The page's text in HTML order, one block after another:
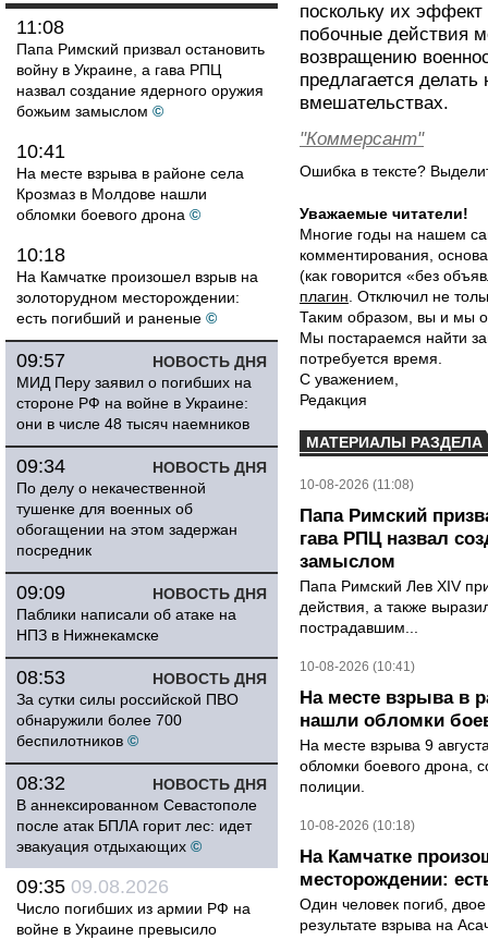
11:08
Папа Римский призвал остановить
войну в Украине, а гава РПЦ
назвал создание ядерного оружия
божьим замыслом ©
10:41
На месте взрыва в районе села
Крозмаз в Молдове нашли
обломки боевого дрона ©
10:18
На Камчатке произошел взрыв на
золоторудном месторождении:
есть погибший и раненые ©
НОВОСТЬ ДНЯ
09:57
МИД Перу заявил о погибших на
стороне РФ на войне в Украине:
они в числе 48 тысяч наемников
НОВОСТЬ ДНЯ
09:34
По делу о некачественной
тушенке для военных об
обогащении на этом задержан
посредник
НОВОСТЬ ДНЯ
09:09
Паблики написали об атаке на
НПЗ в Нижнекамске
НОВОСТЬ ДНЯ
08:53
За сутки силы российской ПВО
обнаружили более 700
беспилотников ©
НОВОСТЬ ДНЯ
08:32
В аннексированном Севастополе
после атак БПЛА горит лес: идет
эвакуация отдыхающих ©
09:35 09.08.2026
Число погибших из армии РФ на
войне в Украине превысило
поскольку их
побочные действия
возвращению
предлагается
вмешательствах.
"Коммерсант"
Ошибка в тексте?
Уважаемые читатели!
Многие годы на нашем
комментирования,
(как говорится «без
плагин . Отключил не
Таким образом, вы и мы
Мы постараемся найти
потребуется время.
С уважением,
Редакция
МАТЕРИАЛЫ РАЗДЕЛА
10-08-2026 (11:08)
Папа Римский
гава РПЦ назвал
замыслом
Папа Римский Лев XIV
действия, а также
пострадавшим...
10-08-2026 (10:41)
На месте взрыва в
нашли обломки
На месте взрыва 9
обломки боевого дрона,
полиции.
10-08-2026 (10:18)
На Камчатке
месторождении:
Один человек погиб,
результате взрыва на